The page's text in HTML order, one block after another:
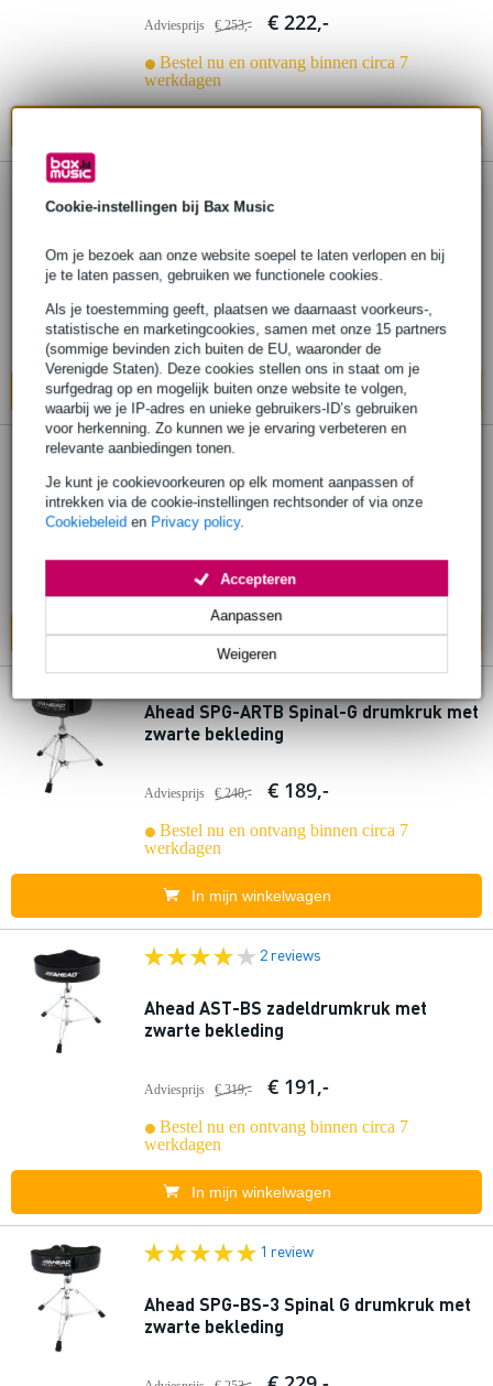
Cookie-instellingen bij Bax Music
Om je bezoek aan onze website soepel te laten verlopen en bij
je te laten passen, gebruiken we functionele cookies.
Als je toestemming geeft, plaatsen we daarnaast voorkeurs-,
statistische en marketingcookies, samen met onze 15 partners
(sommige bevinden zich buiten de EU, waaronder de
Verenigde Staten). Deze cookies stellen ons in staat om je
surfgedrag op en mogelijk buiten onze website te volgen,
waarbij we je IP-adres en unieke gebruikers-ID’s gebruiken
voor herkenning. Zo kunnen we je ervaring verbeteren en
relevante aanbiedingen tonen.
Je kunt je cookievoorkeuren op elk moment aanpassen of
intrekken via de cookie-instellingen rechtsonder of via onze
Cookiebeleid en Privacy policy.
Weigeren
Aanpassen
Accepteren
Adviesprijs € 253,- € 222,-
Bestel nu en ontvang binnen circa 7
werkdagen
Ahead SPG-R-4 Spinal G drumkruk met
Adviesprijs € 212,-
Bestel nu en ontvang binnen circa 7
werkdagen
In mijn winkelwagen
Adviesprijs € 448,-
Bestel nu en ontvang binnen circa 7
werkdagen
In mijn winkelwagen
Ahead SPG-ARTB Spinal-G drumkruk met
zwarte bekleding
Adviesprijs € 240,- € 189,-
Bestel nu en ontvang binnen circa 7
werkdagen
In mijn winkelwagen
2 reviews
Ahead AST-BS zadeldrumkruk met
zwarte bekleding
Adviesprijs € 319,- € 191,-
Bestel nu en ontvang binnen circa 7
werkdagen
In mijn winkelwagen
1 review
Ahead SPG-BS-3 Spinal G drumkruk met
zwarte bekleding